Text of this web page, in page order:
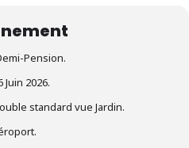
Pension.
2026.
standard vue Jardin.